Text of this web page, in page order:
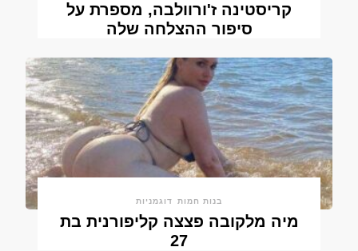
קריסטינה ז'ורוולבה, מספרת על
סיפור ההצלחה שלה
בנות חמות דוגמניות
מיה מלקובה פצצה קליפורנית בת
27